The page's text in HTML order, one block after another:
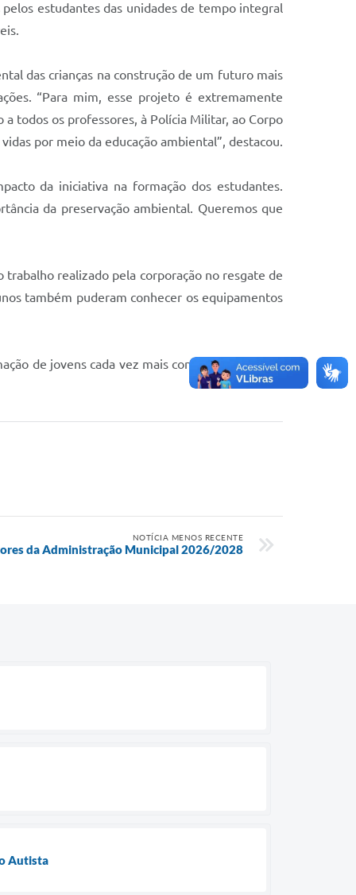
estudantes das unidades de tempo integral
das crianças na construção de um futuro mais
“Para mim, esse projeto é extremamente
todos os professores, à Polícia Militar, ao Corpo
por meio da educação ambiental”, destacou.
da iniciativa na formação dos estudantes.
da preservação ambiental. Queremos que
realizado pela corporação no resgate de
também puderam conhecer os equipamentos
de jovens cada vez mais conscientes sobre a
NOTÍCIA MENOS RECENTE
da Administração Municipal 2026/2028
Autista